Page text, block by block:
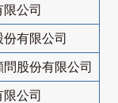
公司
有限公司
股份有限公司
公司